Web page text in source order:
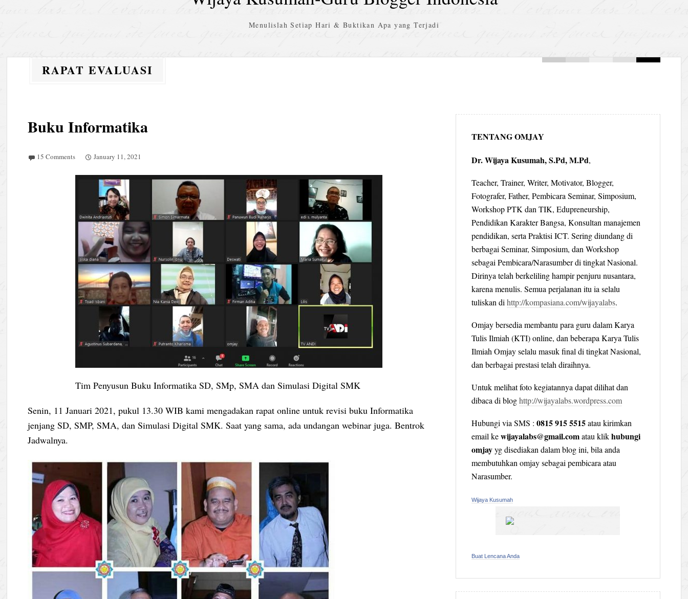
Menulislah Setiap Hari & Buktikan Apa yang Terjadi
RAPAT EVALUASI
Buku Informatika
15 Comments January 11, 2021
Tim Penyusun Buku Informatika SD, SMp, SMA dan Simulasi Digital SMK
Senin, 11 Januari 2021, pukul 13.30 WIB kami mengadakan rapat online untuk revisi buku Informatika
jenjang SD, SMP, SMA, dan Simulasi Digital SMK. Saat yang sama, ada undangan webinar juga. Bentrok
Jadwalnya.
TENTANG OMJAY
Dr. Wijaya Kusumah, S.Pd, M.Pd,
Teacher, Trainer, Writer, Motivator, Blogger,
Fotografer, Father, Pembicara Seminar, Simposium,
Workshop PTK dan TIK, Edupreneurship,
Pendidikan Karakter Bangsa, Konsultan manajemen
pendidikan, serta Praktisi ICT. Sering diundang di
berbagai Seminar, Simposium, dan Workshop
sebagai Pembicara/Narasumber di tingkat Nasional.
Dirinya telah berkeliling hampir penjuru nusantara,
karena menulis. Semua perjalanan itu ia selalu
tuliskan di http://kompasiana.com/wijayalabs.
Omjay bersedia membantu para guru dalam Karya
Tulis Ilmiah (KTI) online, dan beberapa Karya Tulis
Ilmiah Omjay selalu masuk final di tingkat Nasional,
dan berbagai prestasi telah diraihnya.
Untuk melihat foto kegiatannya dapat dilihat dan
dibaca di bloghttp://wijayalabs.wordpress.com
Hubungi via SMS : 0815 915 5515atau kirimkan
email kewijayalabs@gmail.comatau klikhubungi
omjayyg disediakan dalam blog ini, bila anda
membutuhkan omjay sebagai pembicara atau
Narasumber.
Wijaya Kusumah
Buat Lencana Anda